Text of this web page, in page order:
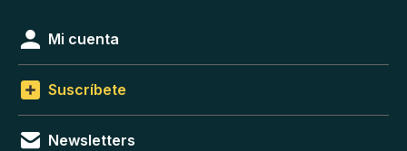
Mi cuenta
Suscríbete
Newsletters